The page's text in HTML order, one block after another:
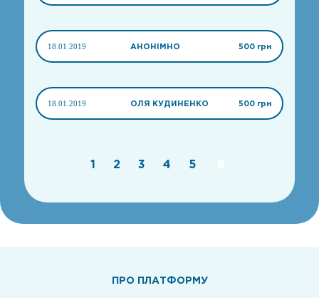
18.01.2019 АНОНІМНО 500 грн
18.01.2019 ОЛЯ КУДИНЕНКО 500 грн
1 2 3 4 5
ПРО ПЛАТФОРМУ